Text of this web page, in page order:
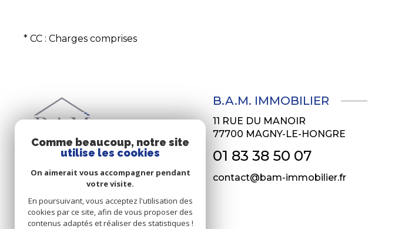
* CC : Charges comprises
B.A.M. IMMOBILIER
11 RUE DU MANOIR
77700 MAGNY-LE-HONGRE
01 83 38 50 07
contact@bam-immobilier.fr
Comme beaucoup, notre site
utilise les cookies
On aimerait vous accompagner pendant
votre visite.
En poursuivant, vous acceptez l'utilisation des
cookies par ce site, afin de vous proposer des
contenus adaptés et réaliser des statistiques !